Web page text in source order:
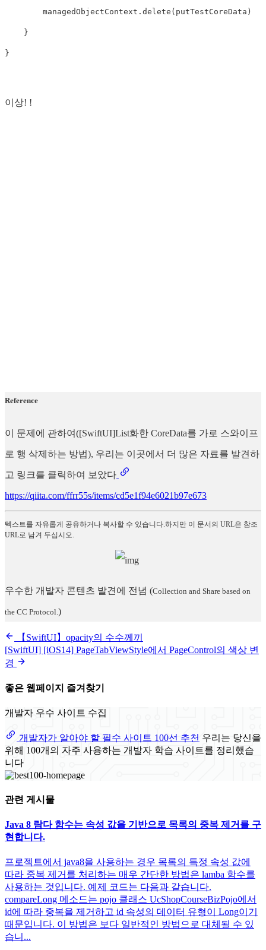
        managedObjectContext.delete(putTestCoreData)
    }
이상! !
Reference
이 문제에 관하여([SwiftUI]List화한 CoreData를 가로 스와이프
로 행 삭제하는 방법), 우리는 이곳에서 더 많은 자료를 발견하
고 링크를 클릭하여 보았다
https://qiita.com/ffrr55s/items/cd5e1f94e6021b97e673
텍스트를 자유롭게 공유하거나 복사할 수 있습니다.하지만 이 문서의 URL은 참조
URL로 남겨 두십시오.
우수한 개발자 콘텐츠 발견에 전념 (Collection and Share based on
the CC Protocol. )
【SwiftUI】opacity의 수수께끼
[SwiftUI] [iOS14] PageTabViewStyle에서 PageControl의 색상 변
경
좋은 웹페이지 즐겨찾기
개발자 우수 사이트 수집
개발자가 알아야 할 필수 사이트 100선 추천 우리는 당신을
위해 100개의 자주 사용하는 개발자 학습 사이트를 정리했습
니다
관련 게시물
Java 8 람다 함수는 속성 값을 기반으로 목록의 중복 제거를 구
현합니다.
프로젝트에서 java8을 사용하는 경우 목록의 특정 속성 값에
따라 중복 제거를 처리하는 매우 간단한 방법은 lamba 함수를
사용하는 것입니다. 예제 코드는 다음과 같습니다.
compareLong 메소드는 pojo 클래스 UcShopCourseBizPojo에서
id에 따라 중복을 제거하고 id 속성의 데이터 유형이 Long이기
때문입니다. 이 방법은 보다 일반적인 방법으로 대체될 수 있
습니...